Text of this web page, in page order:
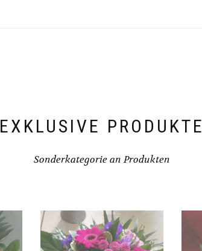
EXKLUSIVE PRODUKTE
Sonderkategorie an Produkten